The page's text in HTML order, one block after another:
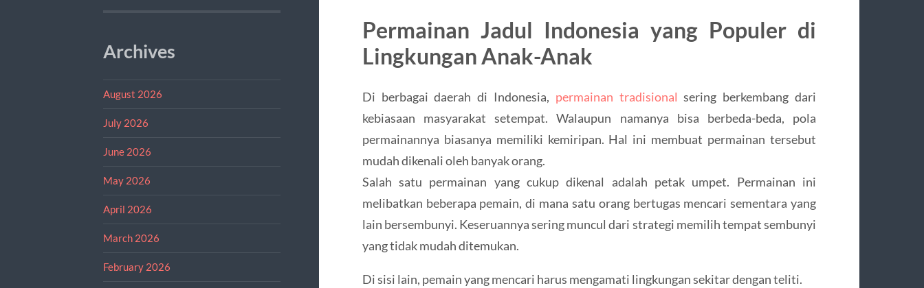
Archives
August 2026
July 2026
June 2026
May 2026
April 2026
March 2026
February 2026
Permainan Jadul Indonesia yang Populer di
Lingkungan Anak-Anak
Di berbagai daerah di Indonesia, permainan tradisional sering berkembang dari
kebiasaan masyarakat setempat. Walaupun namanya bisa berbeda-beda, pola
permainannya biasanya memiliki kemiripan. Hal ini membuat permainan tersebut
mudah dikenali oleh banyak orang.
Salah satu permainan yang cukup dikenal adalah petak umpet. Permainan ini
melibatkan beberapa pemain, di mana satu orang bertugas mencari sementara yang
lain bersembunyi. Keseruannya sering muncul dari strategi memilih tempat sembunyi
yang tidak mudah ditemukan.
Di sisi lain, pemain yang mencari harus mengamati lingkungan sekitar dengan teliti.